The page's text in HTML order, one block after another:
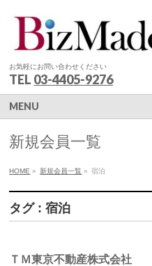
お気軽にお問い合わせください
TEL 03-4405-9276
MENU
新規会員一覧
HOME » 新規会員一覧 » 宿泊
タグ : 宿泊
ＴＭ東京不動産株式会社